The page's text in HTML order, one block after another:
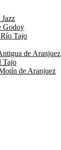
Godoy
Tajo
de Aranjuez
Tajo
de Aranjuez